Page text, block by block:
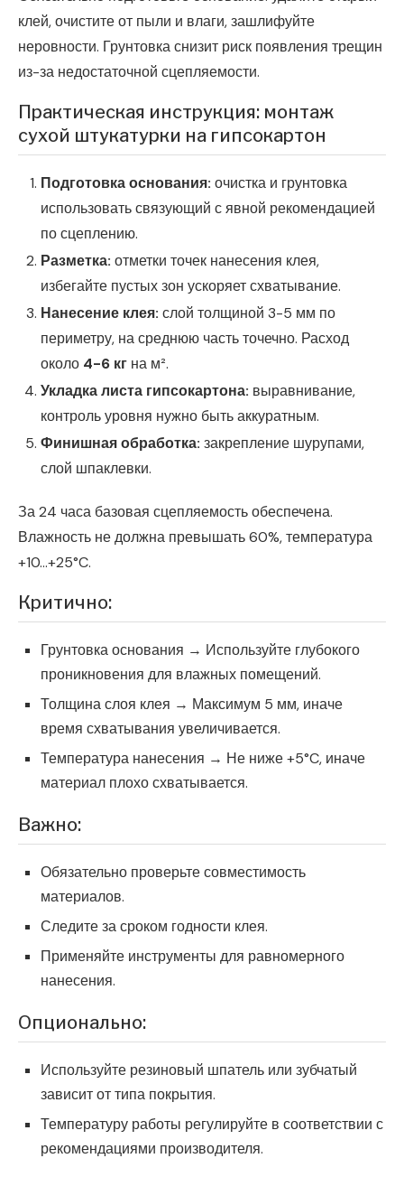
клей, очистите от пыли и влаги, зашлифуйте
неровности. Грунтовка снизит риск появления трещин
из-за недостаточной сцепляемости.
Практическая инструкция: монтаж
сухой штукатурки на гипсокартон
Подготовка основания: очистка и грунтовка
использовать связующий с явной рекомендацией
по сцеплению.
Разметка: отметки точек нанесения клея,
избегайте пустых зон ускоряет схватывание.
Нанесение клея: слой толщиной 3-5 мм по
периметру, на среднюю часть точечно. Расход
около 4-6 кг на м².
Укладка листа гипсокартона: выравнивание,
контроль уровня нужно быть аккуратным.
Финишная обработка: закрепление шурупами,
слой шпаклевки.
За 24 часа базовая сцепляемость обеспечена.
Влажность не должна превышать 60%, температура
+10…+25°C.
Критично:
Грунтовка основания → Используйте глубокого
проникновения для влажных помещений.
Толщина слоя клея → Максимум 5 мм, иначе
время схватывания увеличивается.
Температура нанесения → Не ниже +5°C, иначе
материал плохо схватывается.
Важно:
Обязательно проверьте совместимость
материалов.
Следите за сроком годности клея.
Применяйте инструменты для равномерного
нанесения.
Опционально:
Используйте резиновый шпатель или зубчатый
зависит от типа покрытия.
Температуру работы регулируйте в соответствии с
рекомендациями производителя.